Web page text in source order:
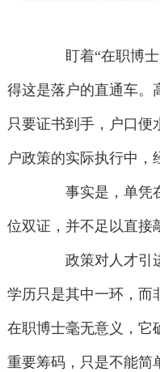
盯着“在职博士”
得这是落户的直通车。
只要证书到手，户口便
户政策的实际执行中，
事实是，单凭在
位双证，并不足以直接
政策对人才引进
学历只是其中一环，而
在职博士毫无意义，它
重要筹码，只是不能简